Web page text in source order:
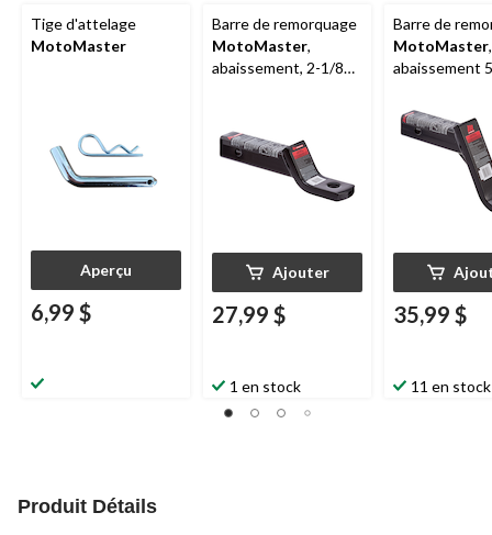
Tige d'attelage
MotoMaster
Aperçu
6,99 $
Barre de remorquage
MotoMaster,
abaissement, 2-1/8
Ajouter
27,99 $
1 en stock
Barre de
MotoMaster,
abaissement
35,99 $
11 en stock
Produit Détails